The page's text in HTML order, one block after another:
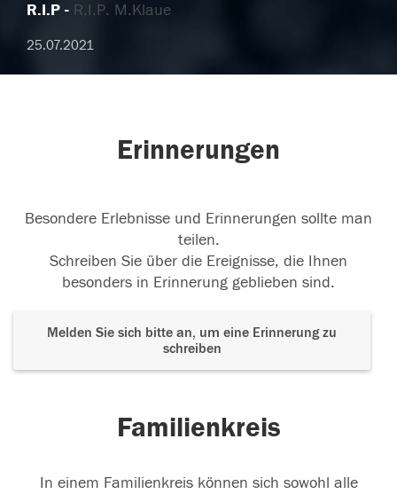
R.I.P R.I.P. M.Klaue
25.07.2021
Erinnerungen
Besondere Erlebnisse und Erinnerungen sollte man
teilen.
Schreiben Sie über die Ereignisse, die Ihnen
besonders in Erinnerung geblieben sind.
Melden Sie sich bitte an, um eine Erinnerung zu
schreiben
Familienkreis
In einem Familienkreis können sich sowohl alle